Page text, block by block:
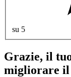
su 5
Grazie, il
migliorare il